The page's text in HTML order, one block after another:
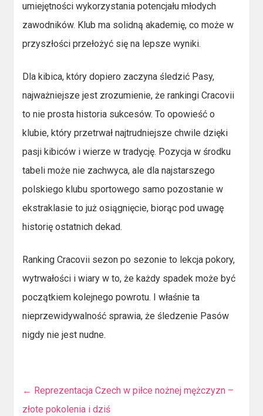
umiejętności wykorzystania potencjału młodych
zawodników. Klub ma solidną akademię, co może w
przyszłości przełożyć się na lepsze wyniki.
Dla kibica, który dopiero zaczyna śledzić Pasy,
najważniejsze jest zrozumienie, że rankingi Cracovii
to nie prosta historia sukcesów. To opowieść o
klubie, który przetrwał najtrudniejsze chwile dzięki
pasji kibiców i wierze w tradycję. Pozycja w środku
tabeli może nie zachwyca, ale dla najstarszego
polskiego klubu sportowego samo pozostanie w
ekstraklasie to już osiągnięcie, biorąc pod uwagę
historię ostatnich dekad.
Ranking Cracovii sezon po sezonie to lekcja pokory,
wytrwałości i wiary w to, że każdy spadek może być
początkiem kolejnego powrotu. I właśnie ta
nieprzewidywalność sprawia, że śledzenie Pasów
nigdy nie jest nudne.
← Reprezentacja Czech w piłce nożnej mężczyzn –
złote pokolenia i dziś